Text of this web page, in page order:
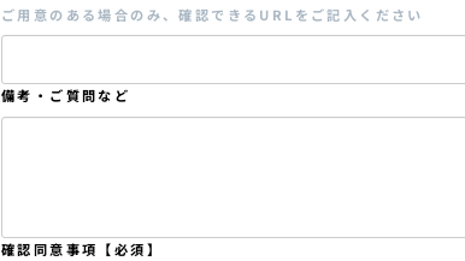
ご用意のある場合のみ、確認できるURLをご記入ください
備考・ご質問など
確認同意事項【必須】